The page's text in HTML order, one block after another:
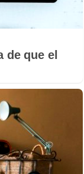
de que el